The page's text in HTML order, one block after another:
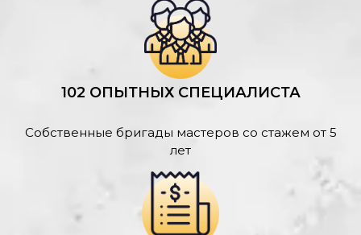
102 ОПЫТНЫХ СПЕЦИАЛИСТА
Собственные бригады мастеров со стажем от 5
лет